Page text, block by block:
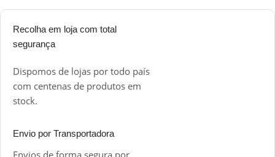
Recolha em loja com total
segurança
Dispomos de lojas por todo país
com centenas de produtos em
stock.
Envio por Transportadora